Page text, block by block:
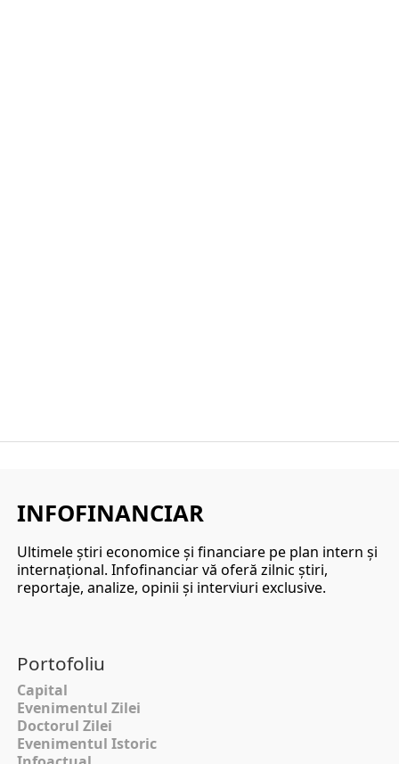
INFOFINANCIAR
Ultimele ştiri economice şi financiare pe plan intern şi
internaţional. Infofinanciar vă oferă zilnic ştiri,
reportaje, analize, opinii şi interviuri exclusive.
Portofoliu
Capital
Evenimentul Zilei
Doctorul Zilei
Evenimentul Istoric